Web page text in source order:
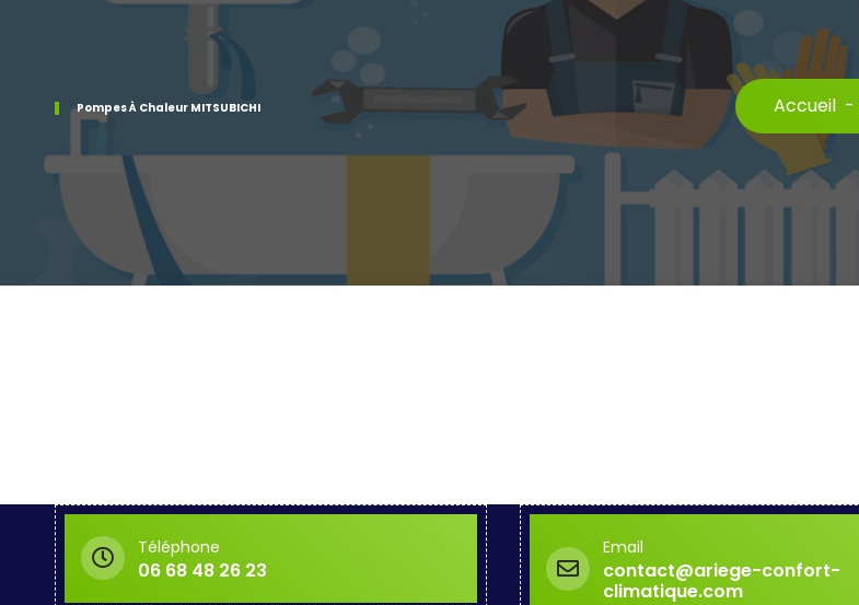
Pompes À Chaleur MITSUBICHI Accueil -
Téléphone
06 68 48 26 23
Email
contact@ariege-confort-
climatique.com